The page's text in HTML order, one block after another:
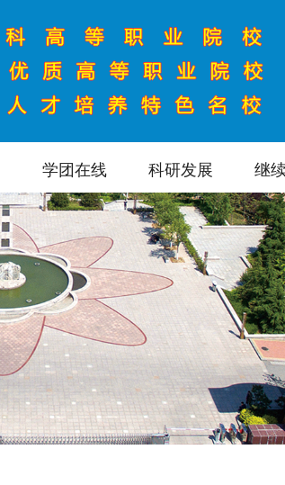
学团在线 科研发展 继